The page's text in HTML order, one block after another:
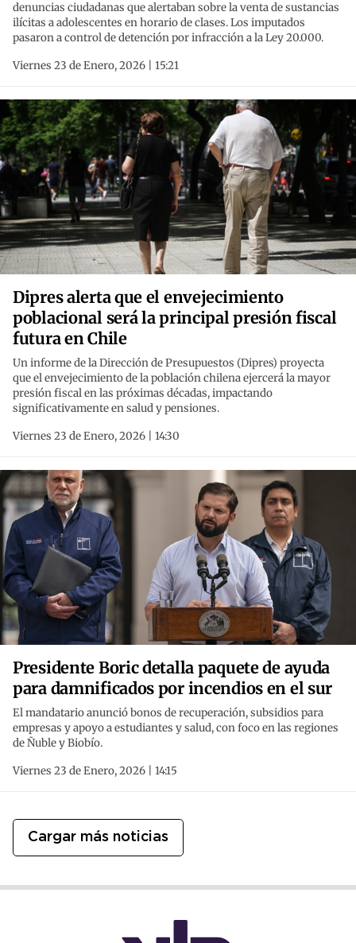
denuncias ciudadanas que alertaban sobre la venta de sustancias
ilícitas a adolescentes en horario de clases. Los imputados
pasaron a control de detención por infracción a la Ley 20.000.
Viernes 23 de Enero, 2026 | 15:21
Dipres alerta que el envejecimiento
poblacional será la principal presión fiscal
futura en Chile
Un informe de la Dirección de Presupuestos (Dipres) proyecta
que el envejecimiento de la población chilena ejercerá la mayor
presión fiscal en las próximas décadas, impactando
significativamente en salud y pensiones.
Viernes 23 de Enero, 2026 | 14:30
Presidente Boric detalla paquete de ayuda
para damnificados por incendios en el sur
El mandatario anunció bonos de recuperación, subsidios para
empresas y apoyo a estudiantes y salud, con foco en las regiones
de Ñuble y Biobío.
Viernes 23 de Enero, 2026 | 14:15
Cargar más noticias